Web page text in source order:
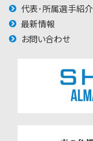
代表･所属選手紹介
最新情報
お問い合わせ